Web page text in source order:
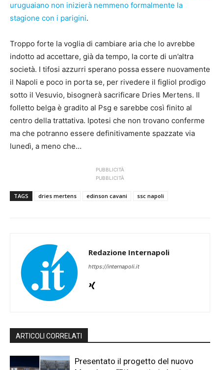
uruguaiano non inizierà nemmeno formalmente la
stagione con i parigini.
Troppo forte la voglia di cambiare aria che lo avrebbe
indotto ad accettare, già da tempo, la corte di un’altra
società. I tifosi azzurri sperano possa essere nuovamente
il Napoli e poco in porta se, per rivedere il figliol prodigo
sotto il Vesuvio, bisognerà sacrificare Dries Mertens. Il
folletto belga è gradito al Psg e sarebbe così finito al
centro della trattativa. Ipotesi che non trovano conferme
ma che potranno essere definitivamente spazzate via
lunedì, a meno che…
PUBBLICITÀ
PUBBLICITÀ
TAGS dries mertens edinson cavani ssc napoli
Redazione Internapoli
https://internapoli.it
ARTICOLI CORRELATI
Presentato il progetto del nuovo